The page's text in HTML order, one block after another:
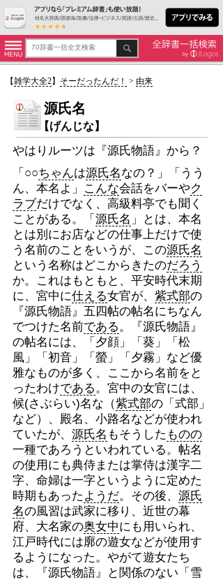
【雑学大全2】 そーだったんだ！ > 由来
源氏名
【げんじな】
やはりルーツは『源氏物語』から？
「○○ちゃんは源氏名なの？」「うう
ん、本名よ」
こんな会話をバーやク
ラブだけでなく、高級料亭でも聞く
ことがある。「 源氏名 」とは、本名
とは別にお店などの仕事上だけで使
う名前のことをいうが、この源氏名
という名称はどこからきたのだろう
か。これはもともと、平安時代末期
に、宮中に仕える女官が、 紫式部の
『源氏物語』五四帖の帖名にちなん
でつけた名前である。『源氏物語』
の帖名には、「夕顔」「葵」「松
風」「初音」「螢」「夕霧」など優
雅なものが多く、ここから名前をと
ったわけである。宮中の女官には、
候(さぶらい)名な（紫式部の「式部」
など）、殿名、小路名などが使われ
ていたが、 源氏名 もそうした ものの
一種であろうといわれている。帖名
の使用にも典侍または掌侍は漢字二
字、命婦は一字というように定めた
時期もあった ようだ。その後、 源氏
名の風習は武家に移り、近世の幕
府、大名家の奥女中にも用いられ、
江戸時代には廓の遊女などが使用す
るようになった。やがて遊女たち
は、『源氏物語』と関係のない「雪